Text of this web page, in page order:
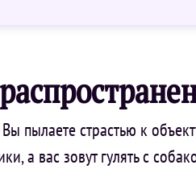
пылаете страстью к
а вас зовут гулять с